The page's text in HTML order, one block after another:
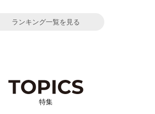
ランキング一覧を見る
特集